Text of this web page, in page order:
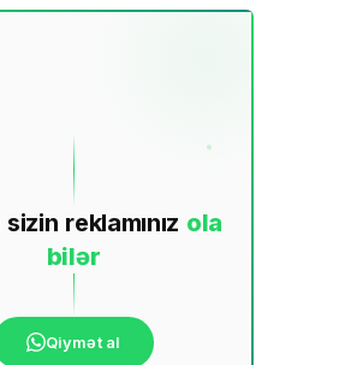
sizin reklamınız ola
bilər
Qiymət al